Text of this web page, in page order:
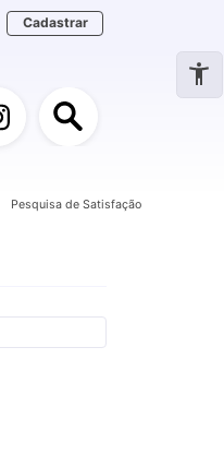
Cadastrar
Pesquisa de Satisfação